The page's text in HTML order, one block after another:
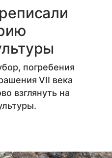
погребения
VII века
взглянуть на